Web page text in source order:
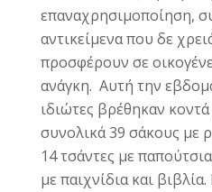
επαναχρησιμοποίηση,
αντικείμενα που δε
προσφέρουν σε
ανάγκη. Αυτή την
ιδιώτες βρέθηκαν
συνολικά 39 σάκους με
14 τσάντες με
με παιχνίδια και